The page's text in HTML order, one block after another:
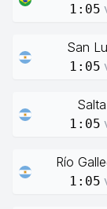
1:05
San
1:05
Salta
1:05
Río
1:05